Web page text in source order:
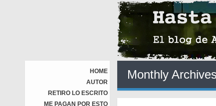
HOME
AUTOR
RETIRO LO ESCRITO
ME PAGAN POR ESTO
Monthly